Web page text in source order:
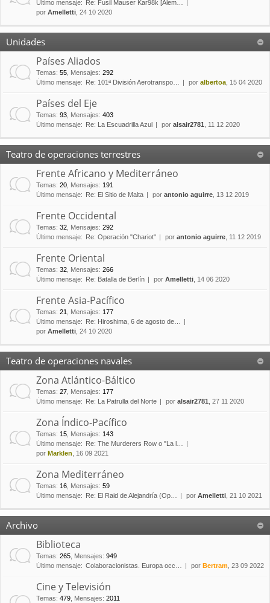
Último mensaje:
Re: Fusil Mauser Kar98k [Alem…
por Amelletti , 24 10 2020
Unidades
Países Aliados
Temas: 55 Mensajes: 292
Último mensaje:
Re: 101ª División Aerotranspo… por albertoa , 15 04 2020
Países del Eje
Temas: 93 Mensajes: 403
Último mensaje:
Re: La Escuadrilla Azul por alsair2781 , 11 12 2020
Teatro de operaciones terrestres
Frente Africano y Mediterráneo
Temas: 20 Mensajes: 191
Último mensaje:
Re: El Sitio de Malta por antonio aguirre , 13 12 2019
Frente Occidental
Temas: 32 Mensajes: 292
Último mensaje:
Re: Operación "Chariot" por antonio aguirre , 11 12 2019
Frente Oriental
Temas: 32 Mensajes: 266
Último mensaje:
Re: Batalla de Berlín por Amelletti , 14 06 2020
Frente Asia-Pacífico
Temas: 21 Mensajes: 177
Último mensaje:
Re: Hiroshima, 6 de agosto de…
por Amelletti , 24 10 2020
Teatro de operaciones navales
Zona Atlántico-Báltico
Temas: 27 Mensajes: 177
Último mensaje:
Re: La Patrulla del Norte por alsair2781 , 27 11 2020
Zona Índico-Pacífico
Temas: 15 Mensajes: 143
Último mensaje:
Re: The Murderers Row o "La l…
por Marklen , 16 09 2021
Zona Mediterráneo
Temas: 16 Mensajes: 59
Último mensaje:
Re: El Raid de Alejandría (Op… por Amelletti , 21 10 2021
Archivo
Biblioteca
Temas: 265 Mensajes: 949
Último mensaje: Colaboracionistas. Europa occ… por Bertram , 23 09 2022
Cine y Televisión
Temas: 479 Mensajes: 2011